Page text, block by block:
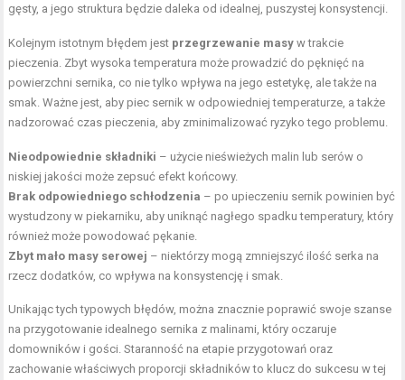
gęsty, a jego struktura będzie daleka od idealnej, puszystej konsystencji.
Kolejnym istotnym błędem jest przegrzewanie masy w trakcie
pieczenia. Zbyt wysoka temperatura może prowadzić do pęknięć na
powierzchni sernika, co nie tylko wpływa na jego estetykę, ale także na
smak. Ważne jest, aby piec sernik w odpowiedniej temperaturze, a także
nadzorować czas pieczenia, aby zminimalizować ryzyko tego problemu.
Nieodpowiednie składniki – użycie nieświeżych malin lub serów o
niskiej jakości może zepsuć efekt końcowy.
Brak odpowiedniego schłodzenia – po upieczeniu sernik powinien być
wystudzony w piekarniku, aby uniknąć nagłego spadku temperatury, który
również może powodować pękanie.
Zbyt mało masy serowej – niektórzy mogą zmniejszyć ilość serka na
rzecz dodatków, co wpływa na konsystencję i smak.
Unikając tych typowych błędów, można znacznie poprawić swoje szanse
na przygotowanie idealnego sernika z malinami, który oczaruje
domowników i gości. Staranność na etapie przygotowań oraz
zachowanie właściwych proporcji składników to klucz do sukcesu w tej